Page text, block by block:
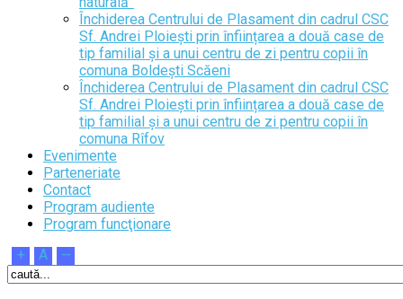
Închiderea Centrului de Plasament din cadrul CSC
Sf. Andrei Ploiești prin înființarea a două case de
tip familial și a unui centru de zi pentru copii în
comuna Boldești Scăeni
Închiderea Centrului de Plasament din cadrul CSC
Sf. Andrei Ploiești prin înființarea a două case de
tip familial și a unui centru de zi pentru copii în
comuna Rîfov
Evenimente
Parteneriate
Contact
Program audiente
Program funcţionare
+
A --